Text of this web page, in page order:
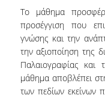
ΣΕ
ΑΙΤΗΣΕΙΣ
Το μάθημα
προσέγγιση που
γνώσης και την
την αξιοποίηση της
Παλαιογραφίας και
μάθημα αποβλέπει
των πεδίων εκείνων